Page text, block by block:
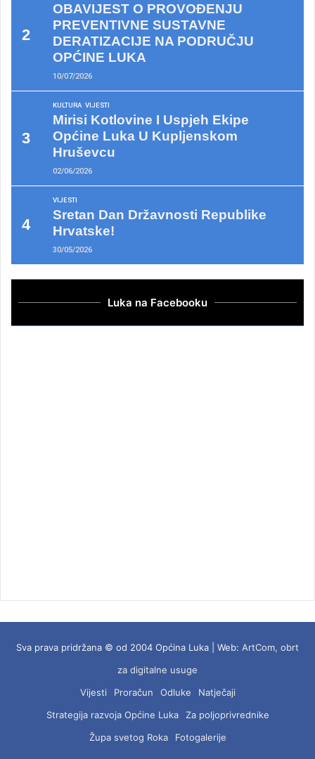
OBAVIJEST O PROVOĐENJU
PREVENTIVNE SUSTAVNE
DERATIZACIJE NA PODRUČJU
OPĆINE LUKA
10/07/2026
KULTURA VIJESTI
Mirisi Kotlovine I Uspjeh Ekipe
Općine Luka U Kupljenskom
Hruševcu
02/06/2026
VIJESTI
Sretan Dan Državnosti Republike
Hrvatske!
30/05/2026
Luka na Facebooku
Sva prava pridržana © od 2004 Općina Luka | Web: ArtCom, obrt
za digitalne usuge
Vijesti
Proračun Odluke
Natječaji
Strategija razvoja Općine Luka
Za poljoprivrednike
Župa svetog Roka
Fotogalerije